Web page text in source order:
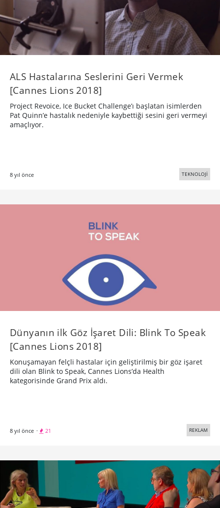
ALS Hastalarına Seslerini Geri Vermek
[Cannes Lions 2018]
Project Revoice, Ice Bucket Challenge’ı başlatan isimlerden
Pat Quinn’e hastalık nedeniyle kaybettiği sesini geri vermeyi
amaçlıyor.
8 yıl önce TEKNOLOJİ
Dünyanın ilk Göz İşaret Dili: Blink To Speak
[Cannes Lions 2018]
Konuşamayan felçli hastalar için geliştirilmiş bir göz işaret
dili olan Blink to Speak, Cannes Lions’da Health
kategorisinde Grand Prix aldı.
8 yıl önce · 21 REKLAM